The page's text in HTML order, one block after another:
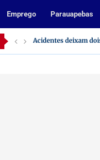
Emprego Parauapebas
Inscrições abertas